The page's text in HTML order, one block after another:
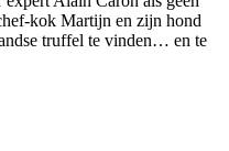
kok Martijn en zijn hond
truffel te vinden… en te